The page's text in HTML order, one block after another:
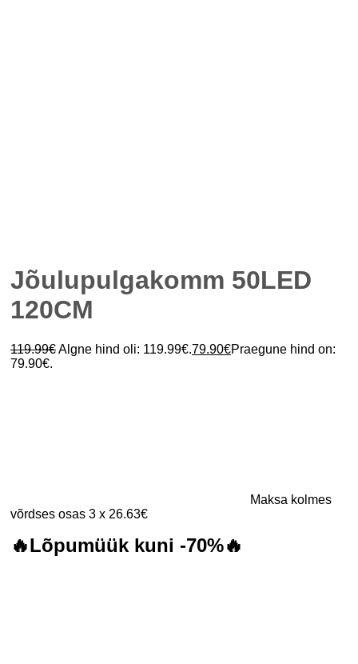
Jõulupulgakomm 50LED
120CM
119.99€Algne hind oli: 119.99€.79.90€Praegune hind on:
79.90€.
Maksa kolmes
võrdses osas 3 x 26.63€
🔥Lõpumüük kuni -70%🔥